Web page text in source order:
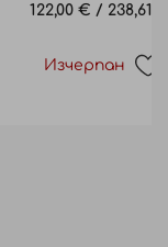
122,00 € / 238,61
Изчерпан